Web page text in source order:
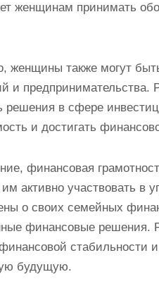
женщинам принимать
женщины также могут
и
решения в сфере
и достигать
финансовая
им активно участвовать
о своих семейных
финансовые решения.
стабильности
будущую.